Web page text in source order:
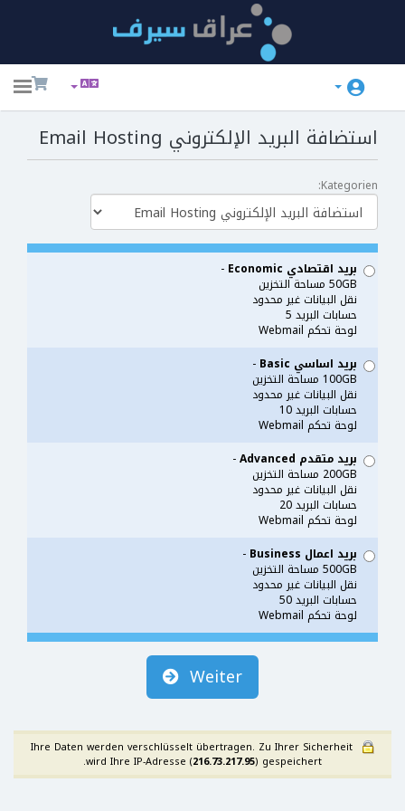
استضافة البريد الإلكتروني Email Hosting
Kategorien:
بريد اقتصادي Economic -
50GB مساحة التخزين
نقل البيانات غير محدود
حسابات البريد 5
لوحة تحكم Webmail
بريد اساسي Basic
-
100GB مساحة التخزين
نقل البيانات غير محدود
حسابات البريد 10
لوحة تحكم Webmail
بريد متقدم Advanced
-
200GB مساحة التخزين
نقل البيانات غير محدود
حسابات البريد 20
لوحة تحكم Webmail
بريد اعمال Business
-
500GB مساحة التخزين
نقل البيانات غير محدود
حسابات البريد 50
لوحة تحكم Webmail
Weiter
Ihre Daten werden verschlüsselt übertragen. Zu Ihrer Sicherheit
wird Ihre IP-Adresse (216.73.217.95) gespeichert.